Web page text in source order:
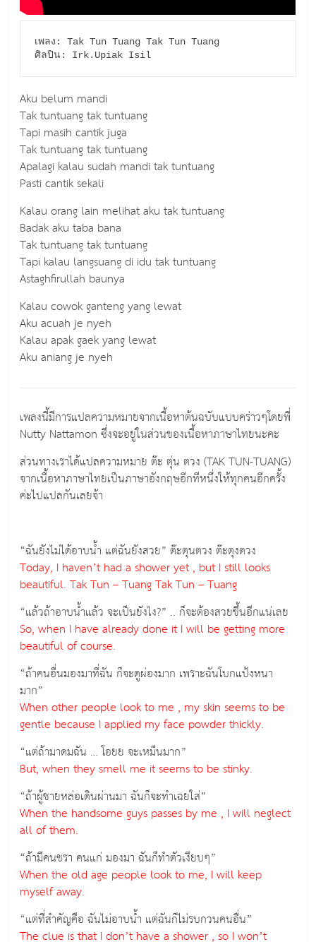
เพลง: Tak Tun Tuang Tak Tun Tuang
Aku belum mandi
Tak tuntuang tak tuntuang
Tapi masih cantik juga
Tak tuntuang tak tuntuang
Apalagi kalau sudah mandi tak tuntuang
Pasti cantik sekali
Kalau orang lain melihat aku tak tuntuang
Badak aku taba bana
Tak tuntuang tak tuntuang
Tapi kalau langsuang di idu tak tuntuang
Astaghfirullah baunya
Kalau cowok ganteng yang lewat
Aku acuah je nyeh
Kalau apak gaek yang lewat
Aku aniang je nyeh
เพลงนี้มีการแปลความหมายจากเนื้อหาต้นฉบับแบบคร่าวๆโดยพี่
Nutty Nattamon ซึ่งจะอยู่ในส่วนของเนื้อหาภาษาไทยนะคะ
ส่วนทางเราได้แปลความหมาย ต๊ะ ตุ่น ตวง (TAK TUN-TUANG)
จากเนื้อหาภาษาไทยเป็นภาษาอังกฤษอีกทีหนึ่งให้ทุกคนอีกครั้ง
ค่ะไปแปลกันเลยจ้า
“ฉันยังไม่ได้อาบน้ำ แต่ฉันยังสวย” ต๊ะตุนตวง ต๊ะตุงตวง
Today, I haven’t had a shower yet , but I still looks
beautiful. Tak Tun – Tuang Tak Tun – Tuang
“แล้วถ้าอาบน้ำแล้ว จะเป็นยังไง?” .. ก็จะต้องสวยขึ้นอีกแน่เลย
So, when I have already done it I will be getting more
beautiful of course.
“ถ้าคนอื่นมองมาที่ฉัน ก็จะดูผ่องมาก เพราะฉันโบกแป้งหนา
มาก”
When other people look to me , my skin seems to be
gentle because I applied my face powder thickly.
“แต่ถ้ามาดมฉัน … โอยย จะเหม็นมาก”
But, when they smell me it seems to be stinky.
“ถ้าผู้ชายหล่อเดินผ่านมา ฉันก็จะทำเฉยใส่”
When the handsome guys passes by me , I will neglect
all of them.
“ถ้ามีคนชรา คนแก่ มองมา ฉันก็ทำตัวเงียบๆ”
When the old age people look to me, I will keep
myself away.
“แต่ที่สำคัญคือ ฉันไม่อาบน้ำ แต่ฉันก็ไม่รบกวนคนอื่น”
The clue is that I don’t have a shower , so I won’t